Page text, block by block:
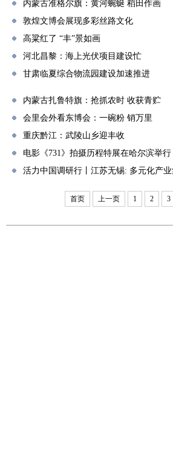
内蒙古准格尔旗：黄河蜿蜒 稻田作画
敦煌文博会展现多彩丝路文化
高粱红了 “丰”景如画
河北昌黎：海上光伏项目建设忙
甘肃临夏综合物流园建设加速推进
内蒙古扎鲁特旗：抢抓农时 收获青贮
会里会外看东博会：一碗粉 销万里
重庆黔江：武陵山乡迎丰收
电影《731》拍摄历程特展在哈尔滨举行
活力中国调研行丨江苏无锡: 多元化产
首页 上一页 1 2 3